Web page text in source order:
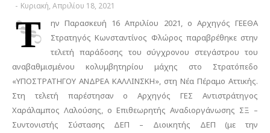
- Κυριακή, Απριλίου 18, 2021
Τ
ην Παρασκευή 16 Απριλίου 2021, ο Αρχηγός ΓΕΕΘΑ
Στρατηγός Κωνσταντίνος Φλώρος παραβρέθηκε στην
τελετή παράδοσης του σύγχρονου στεγάστρου του
αναβαθμισμένου κολυμβητηρίου μάχης στο Στρατόπεδο
«ΥΠΟΣΤΡΑΤΗΓΟΥ ΑΝΔΡΕΑ ΚΑΛΛΙΝΣΚΗ», στη Νέα Πέραμο Αττικής.
Στη τελετή παρέστησαν ο Αρχηγός ΓΕΣ Αντιστράτηγος
Χαράλαμπος Λαλούσης, ο Επιθεωρητής Αναδιοργάνωσης ΣΞ –
Συντονιστής Σύστασης ΔΕΠ – Διοικητής ΔΕΠ (με την